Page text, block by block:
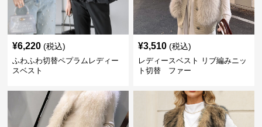
¥6,220 (税込)
ふわふわ切替ペプラムレディー
スベスト
¥3,510 (税込)
レディースベスト リブ編みニッ
ト切替 ファー